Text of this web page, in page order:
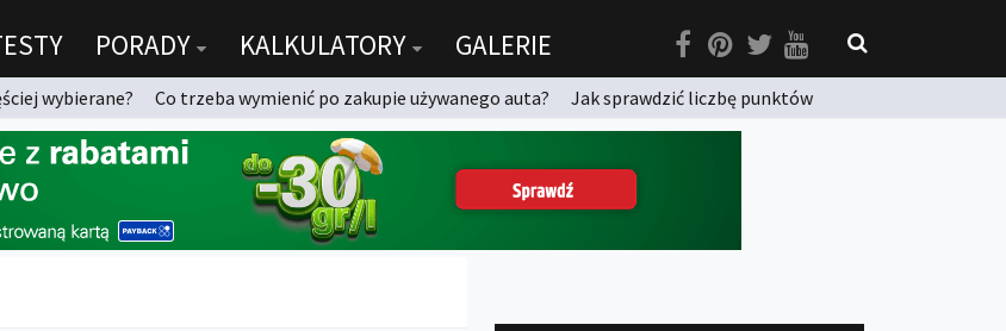
PORADY KALKULATORY GALERIE
wybierane? Co trzeba wymienić po zakupie używanego auta?
Jak sprawdzić liczbę punktów